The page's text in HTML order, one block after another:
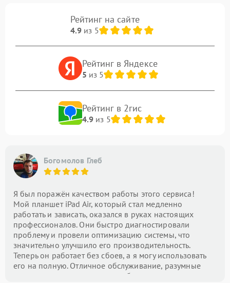
Рейтинг на сайте
4.9из 5
Рейтинг в Яндексе
5 из 5
Рейтинг в 2гис
4.9из 5
Богомолов Глеб
Я был поражён качеством работы этого сервиса!
Мой планшет iPad Air, который стал медленно
работать и зависать, оказался в руках настоящих
профессионалов. Они быстро диагностировали
проблему и провели оптимизацию системы, что
значительно улучшило его производительность.
Теперь он работает без сбоев, а я могу использовать
его на полную. Отличное обслуживание, разумные
цены и внимание к деталям — буду рекомендовать